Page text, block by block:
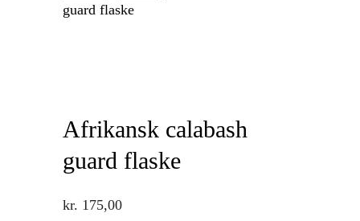
guard flaske
Afrikansk calabash
guard flaske
kr. 175,00